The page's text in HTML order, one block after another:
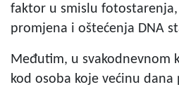
faktor u smislu
promjena i oštećenja DNA
Međutim, u svakodnevnom
kod osoba koje većinu dana